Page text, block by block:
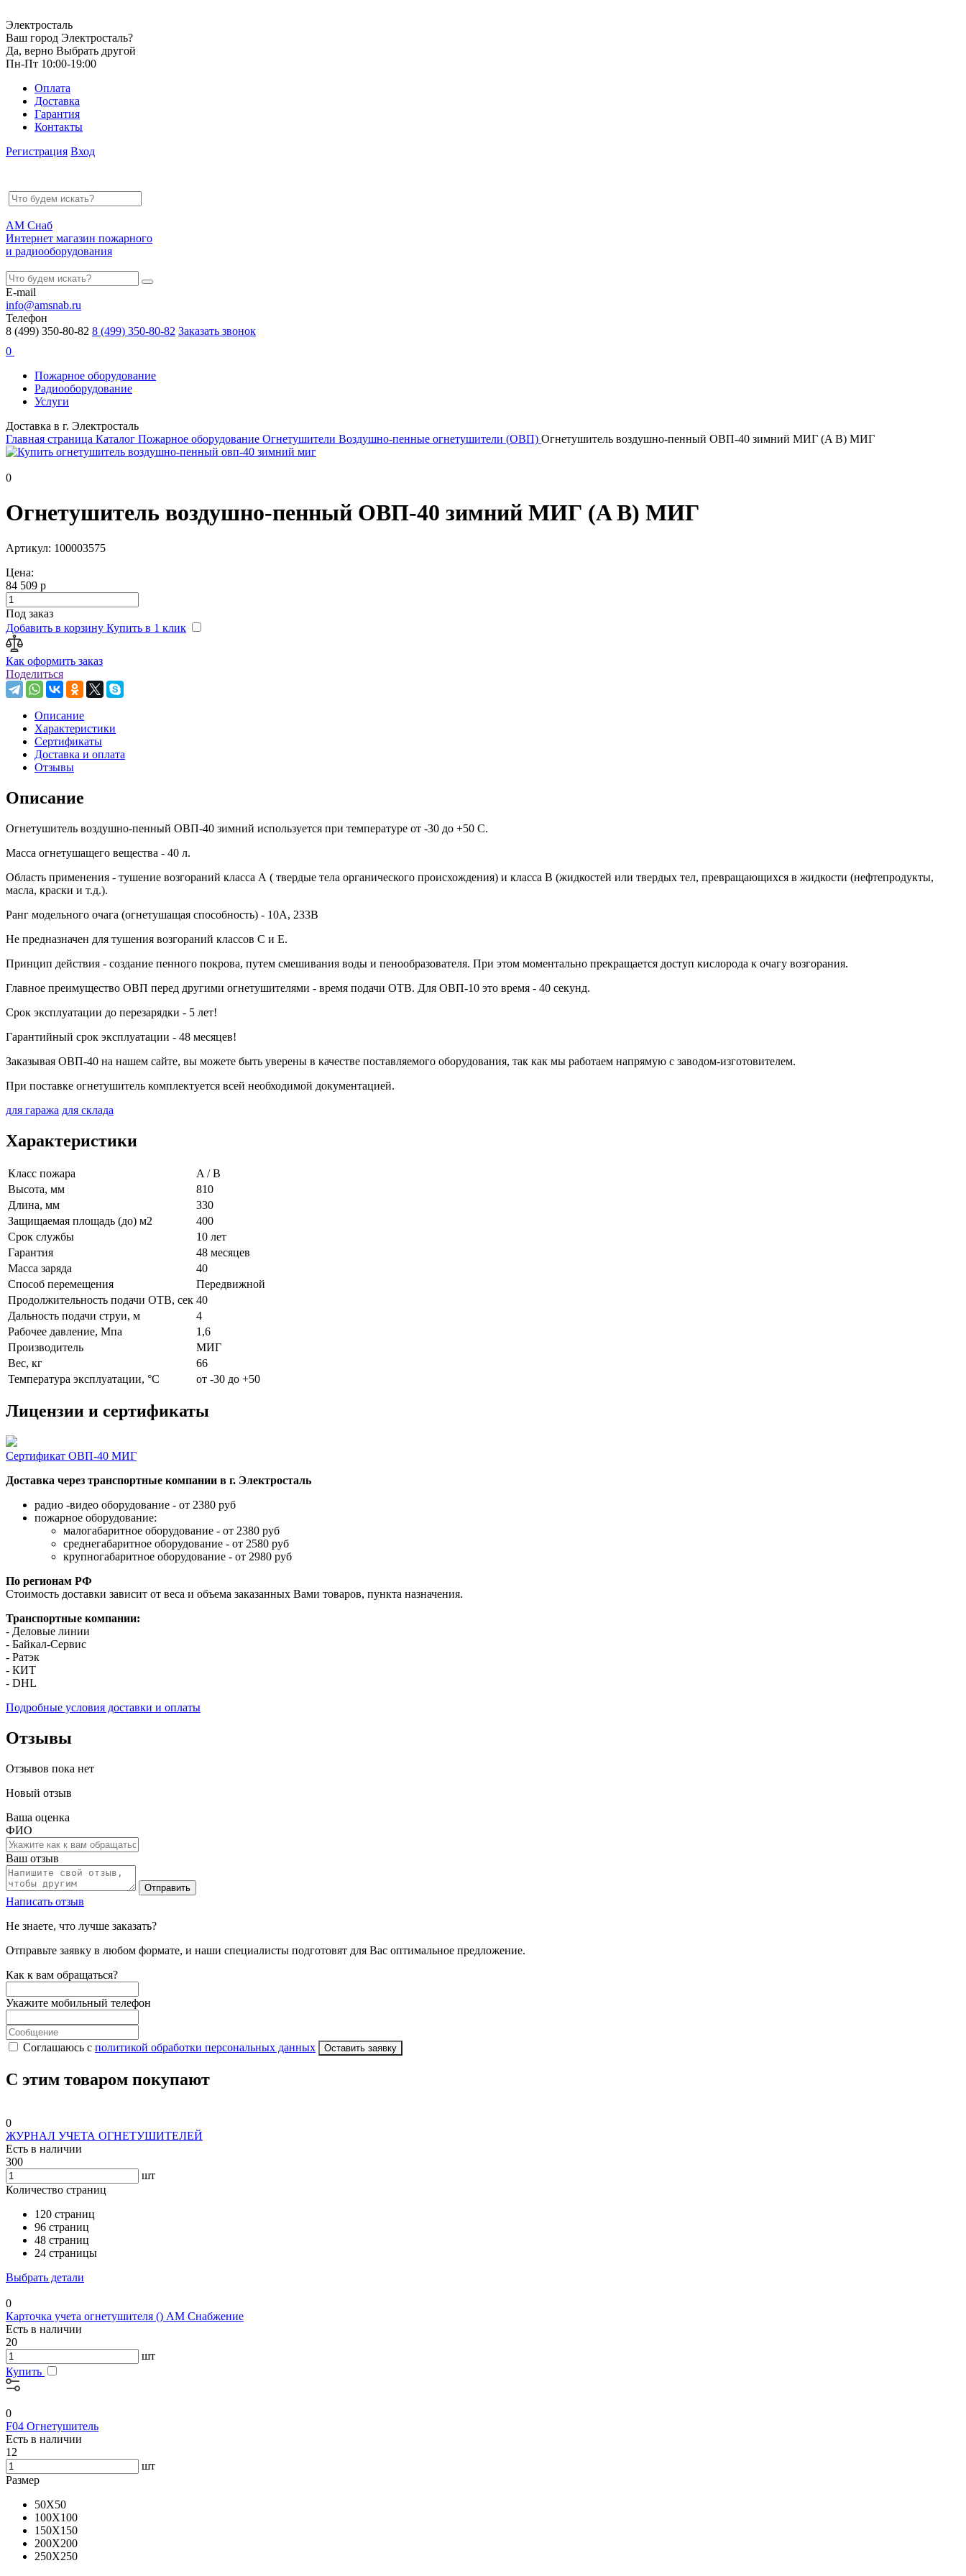
Электросталь
Ваш город Электросталь?
Да, верно Выбрать другой
Пн-Пт 10:00-19:00
Оплата
Доставка
Гарантия
Контакты
Регистрация Вход
АМ Снаб
Интернет магазин пожарного
и радиооборудования
E-mail
info@amsnab.ru
Телефон
8 (499) 350-80-82 8 (499) 350-80-82 Заказать звонок
0
Пожарное оборудование
Радиооборудование
Услуги
Доставка в г. Электросталь
Главная страница Каталог Пожарное оборудование Огнетушители Воздушно-пенные огнетушители (ОВП) Огнетушитель воздушно-пенный ОВП-40 зимний МИГ (A B) МИГ
0
Огнетушитель воздушно-пенный ОВП-40 зимний МИГ (A B) МИГ
Артикул: 100003575
Цена:
84 509 р
Под заказ
Добавить в корзину Купить в 1 клик
Как оформить заказ
Поделиться
Описание
Характеристики
Сертификаты
Доставка и оплата
Отзывы
Описание
Огнетушитель воздушно-пенный ОВП-40 зимний используется при температуре от -30 до +50 С.
Масса огнетушащего вещества - 40 л.
Область применения - тушение возгораний класса А ( твердые тела органического происхождения) и класса В (жидкостей или твердых тел, превращающихся в жидкости (нефтепродукты,
масла, краски и т.д.).
Ранг модельного очага (огнетушащая способность) - 10А, 233В
Не предназначен для тушения возгораний классов С и Е.
Принцип действия - создание пенного покрова, путем смешивания воды и пенообразователя. При этом моментально прекращается доступ кислорода к очагу возгорания.
Главное преимущество ОВП перед другими огнетушителями - время подачи ОТВ. Для ОВП-10 это время - 40 секунд.
Срок эксплуатации до перезарядки - 5 лет!
Гарантийный срок эксплуатации - 48 месяцев!
Заказывая ОВП-40 на нашем сайте, вы можете быть уверены в качестве поставляемого оборудования, так как мы работаем напрямую с заводом-изготовителем.
При поставке огнетушитель комплектуется всей необходимой документацией.
для гаража для склада
Характеристики
Класс пожара
A / B
Высота, мм
810
Длина, мм
330
Защищаемая площадь (до) м2
400
Срок службы
10 лет
Гарантия
48 месяцев
Масса заряда
40
Способ перемещения
Передвижной
Продолжительность подачи ОТВ, сек 40
Дальность подачи струи, м
4
Рабочее давление, Мпа
1,6
Производитель
МИГ
Вес, кг
66
Температура эксплуатации, °C
от -30 до +50
Лицензии и сертификаты
Сертификат ОВП-40 МИГ
Доставка через транспортные компании в г. Электросталь
радио -видео оборудование - от 2380 руб
пожарное оборудование:
малогабаритное оборудование - от 2380 руб
среднегабаритное оборудование - от 2580 руб
крупногабаритное оборудование - от 2980 руб
По регионам РФ
Стоимость доставки зависит от веса и объема заказанных Вами товаров, пункта назначения.
Транспортные компании:
- Деловые линии
- Байкал-Сервис
- Ратэк
- КИТ
- DHL
Подробные условия доставки и оплаты
Отзывы
Отзывов пока нет
Новый отзыв
Ваша оценка
ФИО
Ваш отзыв
Отправить
Написать отзыв
Не знаете, что лучше заказать?
Отправьте заявку в любом формате, и наши специалисты подготовят для Вас оптимальное предложение.
Как к вам обращаться?
Укажите мобильный телефон
Соглашаюсь с политикой обработки персональных данных Оставить заявку
С этим товаром покупают
0
ЖУРНАЛ УЧЕТА ОГНЕТУШИТЕЛЕЙ
Есть в наличии
300
шт
Количество страниц
120 страниц
96 страниц
48 страниц
24 страницы
Выбрать детали
0
Карточка учета огнетушителя () АМ Снабжение
Есть в наличии
20
шт
Купить
0
F04 Огнетушитель
Есть в наличии
12
шт
Размер
50X50
100X100
150X150
200X200
250X250